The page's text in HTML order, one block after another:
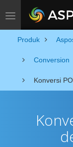
Toggle navigation
Produk
Conversion
Konversi